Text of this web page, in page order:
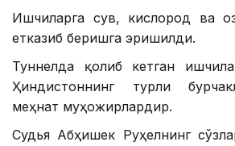
Ишчиларга сув, кислород ва
етказиб беришга эришилди.
Туннелда қолиб кетган
Ҳиндистоннинг турли
меҳнат муҳожирлардир.
Судья Абҳишек Руҳелнинг